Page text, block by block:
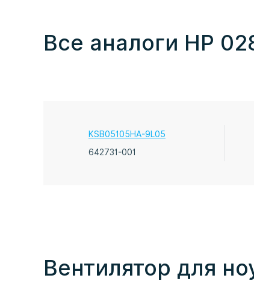
Все аналоги HP
KSB05105HA-9L05
642731-001
Вентилятор для